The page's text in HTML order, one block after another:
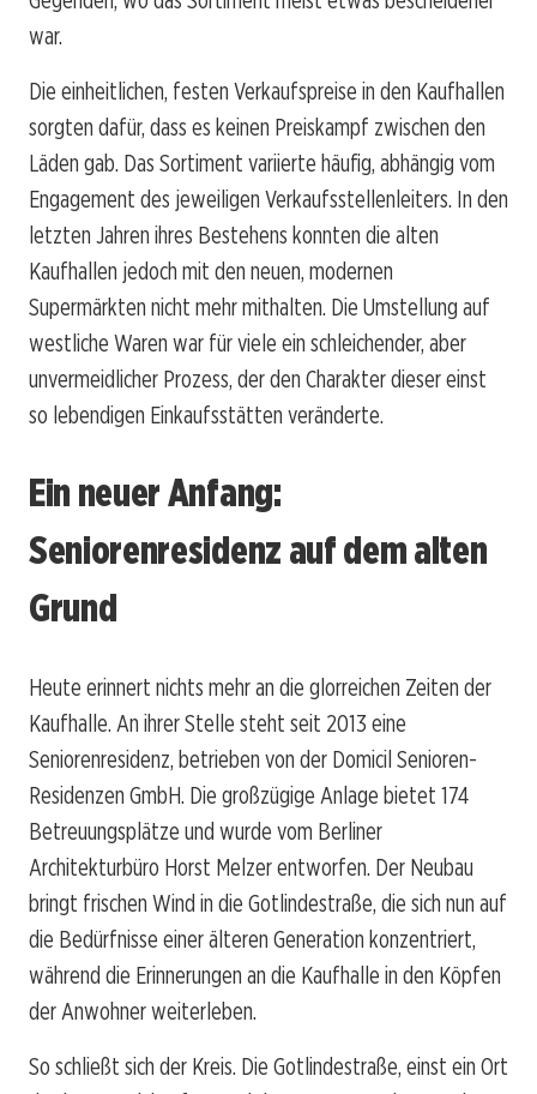
war.
Die einheitlichen, festen Verkaufspreise in den Kaufhallen
sorgten dafür, dass es keinen Preiskampf zwischen den
Läden gab. Das Sortiment variierte häufig, abhängig vom
Engagement des jeweiligen Verkaufsstellenleiters. In den
letzten Jahren ihres Bestehens konnten die alten
Kaufhallen jedoch mit den neuen, modernen
Supermärkten nicht mehr mithalten. Die Umstellung auf
westliche Waren war für viele ein schleichender, aber
unvermeidlicher Prozess, der den Charakter dieser einst
so lebendigen Einkaufsstätten veränderte.
Ein neuer Anfang:
Seniorenresidenz auf dem alten
Grund
Heute erinnert nichts mehr an die glorreichen Zeiten der
Kaufhalle. An ihrer Stelle steht seit 2013 eine
Seniorenresidenz, betrieben von der Domicil Senioren-
Residenzen GmbH. Die großzügige Anlage bietet 174
Betreuungsplätze und wurde vom Berliner
Architekturbüro Horst Melzer entworfen. Der Neubau
bringt frischen Wind in die Gotlindestraße, die sich nun auf
die Bedürfnisse einer älteren Generation konzentriert,
während die Erinnerungen an die Kaufhalle in den Köpfen
der Anwohner weiterleben.
So schließt sich der Kreis. Die Gotlindestraße, einst ein Ort